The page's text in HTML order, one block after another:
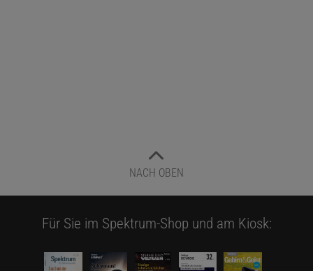
NACH OBEN
Für Sie im Spektrum-Shop und am Kiosk: